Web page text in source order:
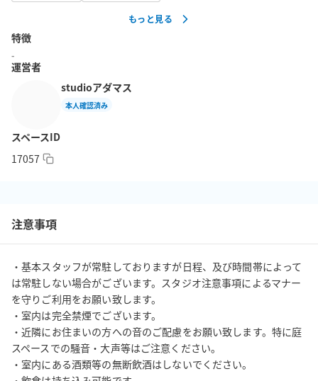
もっと見る
特徴
-
運営者
studioアダマス
本人確認済み
スペースID
17057
注意事項
・基本スタッフが常駐しておりますが日程、及び時間帯によって
は常駐しない場合がございます。スタジオ注意事項によるマナー
を守りご利用をお願い致します。
・室内は完全禁煙でございます。
・近隣にお住まいの方への音のご配慮をお願い致します。特に庭
スペースでの騒音・大声等はご注意ください。
・室内にある酒類等の無断飲酒はしないでください。